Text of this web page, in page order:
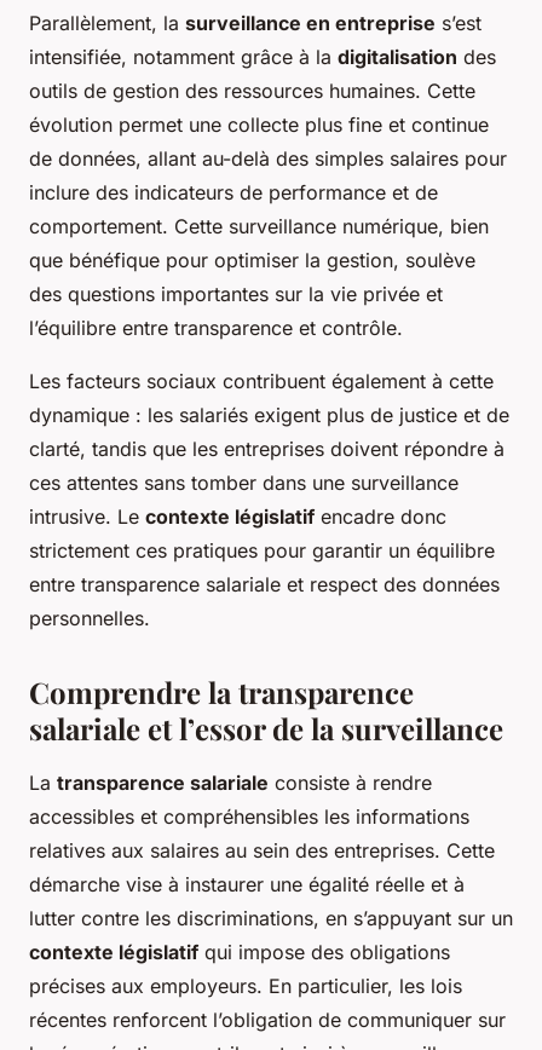
Parallèlement, la surveillance en entreprise s’est
intensifiée, notamment grâce à la digitalisation des
outils de gestion des ressources humaines. Cette
évolution permet une collecte plus fine et continue
de données, allant au-delà des simples salaires pour
inclure des indicateurs de performance et de
comportement. Cette surveillance numérique, bien
que bénéfique pour optimiser la gestion, soulève
des questions importantes sur la vie privée et
l’équilibre entre transparence et contrôle.
Les facteurs sociaux contribuent également à cette
dynamique : les salariés exigent plus de justice et de
clarté, tandis que les entreprises doivent répondre à
ces attentes sans tomber dans une surveillance
intrusive. Le contexte législatifencadre donc
strictement ces pratiques pour garantir un équilibre
entre transparence salariale et respect des données
personnelles.
Comprendre la transparence
salariale et l’essor de la surveillance
La transparence salariale consiste à rendre
accessibles et compréhensibles les informations
relatives aux salaires au sein des entreprises. Cette
démarche vise à instaurer une égalité réelle et à
lutter contre les discriminations, en s’appuyant sur un
contexte législatifqui impose des obligations
précises aux employeurs. En particulier, les lois
récentes renforcent l’obligation de communiquer sur